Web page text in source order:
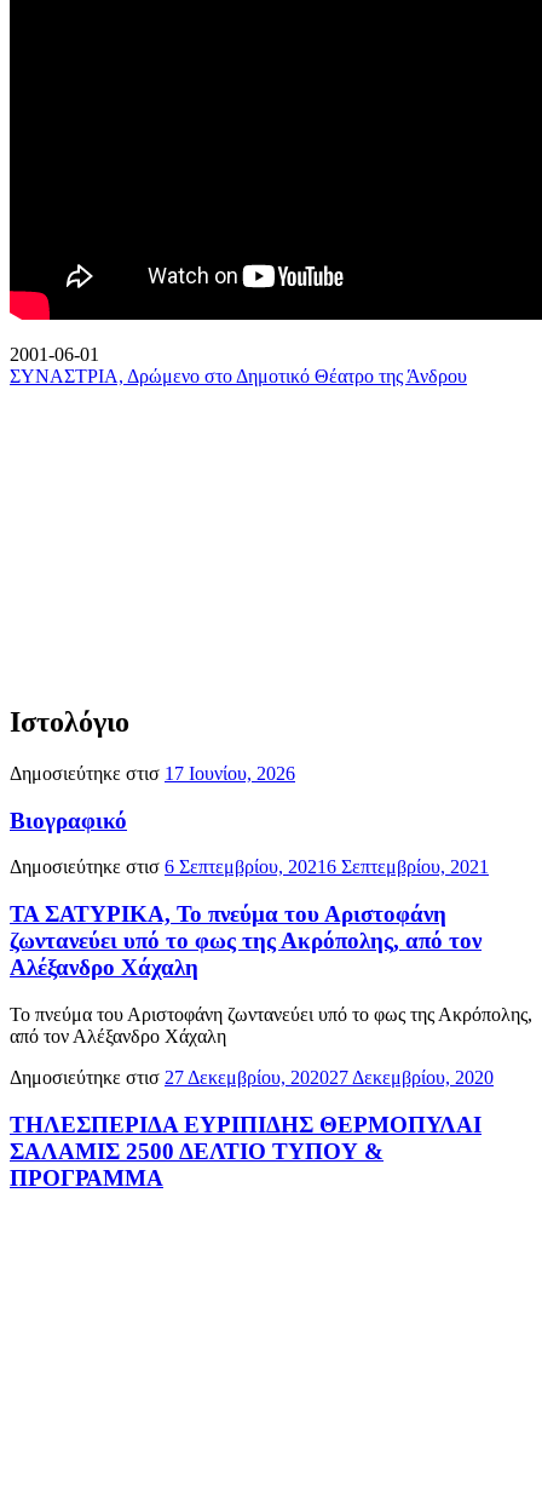
2001-06-01
ΣΥΝΑΣΤΡΙΑ, Δρώμενο στο Δημοτικό Θέατρο της Άνδρου
Ιστολόγιο
Δημοσιεύτηκε στισ 17 Ιουνίου, 2026
Βιογραφικό
Δημοσιεύτηκε στισ 6 Σεπτεμβρίου, 20216 Σεπτεμβρίου, 2021
ΤΑ ΣΑΤΥΡΙΚΑ, Το πνεύμα του Αριστοφάνη
ζωντανεύει υπό το φως της Ακρόπολης, από τον
Αλέξανδρο Χάχαλη
Το πνεύμα του Αριστοφάνη ζωντανεύει υπό το φως της Ακρόπολης,
από τον Αλέξανδρο Χάχαλη
Δημοσιεύτηκε στισ 27 Δεκεμβρίου, 202027 Δεκεμβρίου, 2020
ΤΗΛΕΣΠΕΡΙΔΑ ΕΥΡΙΠΙΔΗΣ ΘΕΡΜΟΠΥΛΑΙ
ΣΑΛΑΜΙΣ 2500 ΔΕΛΤΙΟ ΤΥΠΟΥ &
ΠΡΟΓΡΑΜΜΑ